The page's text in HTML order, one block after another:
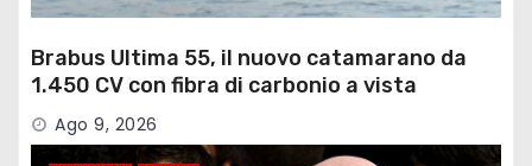
Brabus Ultima 55, il nuovo catamarano da
1.450 CV con fibra di carbonio a vista
Ago 9, 2026